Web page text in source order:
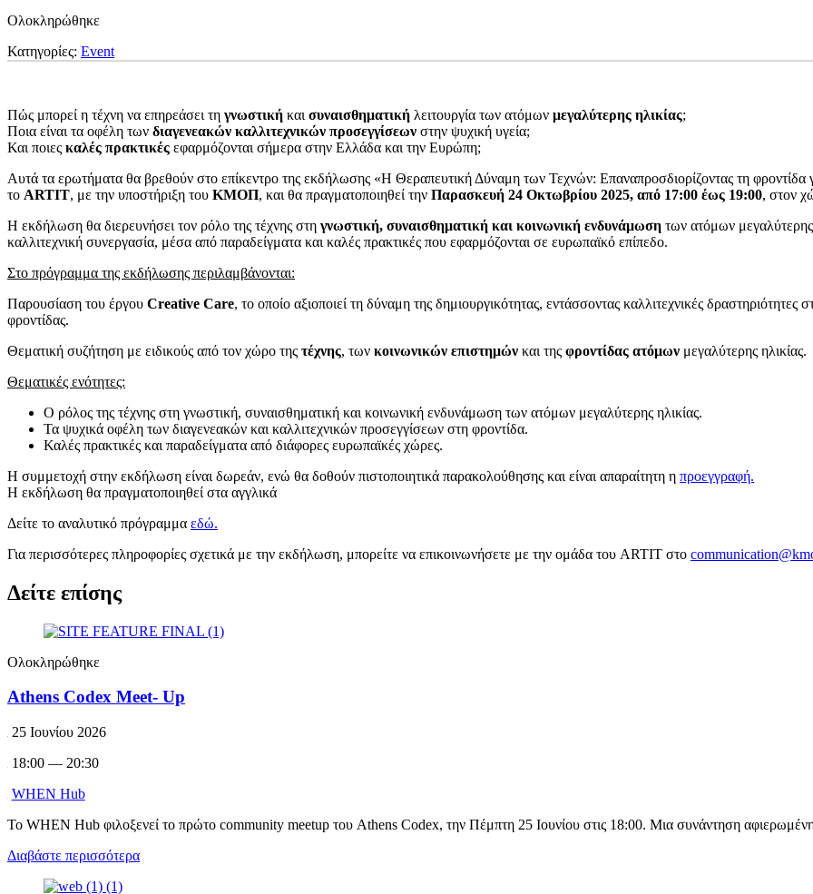
Ολοκληρώθηκε
Κατηγορίες: Event
Πώς μπορεί η τέχνη να επηρεάσει τη γνωστική και συναισθηματική λειτουργία των ατόμων μεγαλύτερης ηλικίας;
Ποια είναι τα οφέλη των διαγενεακών καλλιτεχνικών προσεγγίσεων στην ψυχική υγεία;
Και ποιες καλές πρακτικές εφαρμόζονται σήμερα στην Ελλάδα και την Ευρώπη;
Αυτά τα ερωτήματα θα βρεθούν στο επίκεντρο της εκδήλωσης «Η Θεραπευτική Δύναμη των Τεχνών: Επαναπροσδιορίζοντας τη φροντίδα
το ARTIT, με την υποστήριξη του ΚΜΟΠ, και θα πραγματοποιηθεί την Παρασκευή 24 Οκτωβρίου 2025, από 17:00 έως 19:00, στον
Η εκδήλωση θα διερευνήσει τον ρόλο της τέχνης στη γνωστική, συναισθηματική και κοινωνική ενδυνάμωση των ατόμων
καλλιτεχνική συνεργασία, μέσα από παραδείγματα και καλές πρακτικές που εφαρμόζονται σε ευρωπαϊκό επίπεδο.
Στο πρόγραμμα της εκδήλωσης περιλαμβάνονται:
Παρουσίαση του έργου Creative Care, το οποίο αξιοποιεί τη δύναμη της δημιουργικότητας, εντάσσοντας καλλιτεχνικές
φροντίδας.
Θεματική συζήτηση με ειδικούς από τον χώρο της τέχνης, των κοινωνικών επιστημών και της φροντίδας ατόμων μεγαλύτερης ηλικίας.
Θεματικές ενότητες:
Ο ρόλος της τέχνης στη γνωστική, συναισθηματική και κοινωνική ενδυνάμωση των ατόμων μεγαλύτερης ηλικίας.
Τα ψυχικά οφέλη των διαγενεακών και καλλιτεχνικών προσεγγίσεων στη φροντίδα.
Καλές πρακτικές και παραδείγματα από διάφορες ευρωπαϊκές χώρες.
Η συμμετοχή στην εκδήλωση είναι δωρεάν, ενώ θα δοθούν πιστοποιητικά παρακολούθησης και είναι απαραίτητη η προεγγραφή.
Η εκδήλωση θα πραγματοποιηθεί στα αγγλικά
Δείτε το αναλυτικό πρόγραμμα εδώ.
Για περισσότερες πληροφορίες σχετικά με την εκδήλωση, μπορείτε να επικοινωνήσετε με την ομάδα του ARTIT στο
Δείτε επίσης
Ολοκληρώθηκε
Athens Codex Meet- Up
25 Ιουνίου 2026
18:00 — 20:30
WHEN Hub
Το WHEN Hub φιλοξενεί το πρώτο community meetup του Athens Codex, την Πέμπτη 25 Ιουνίου στις 18:00. Μια συνάντηση
Διαβάστε περισσότερα